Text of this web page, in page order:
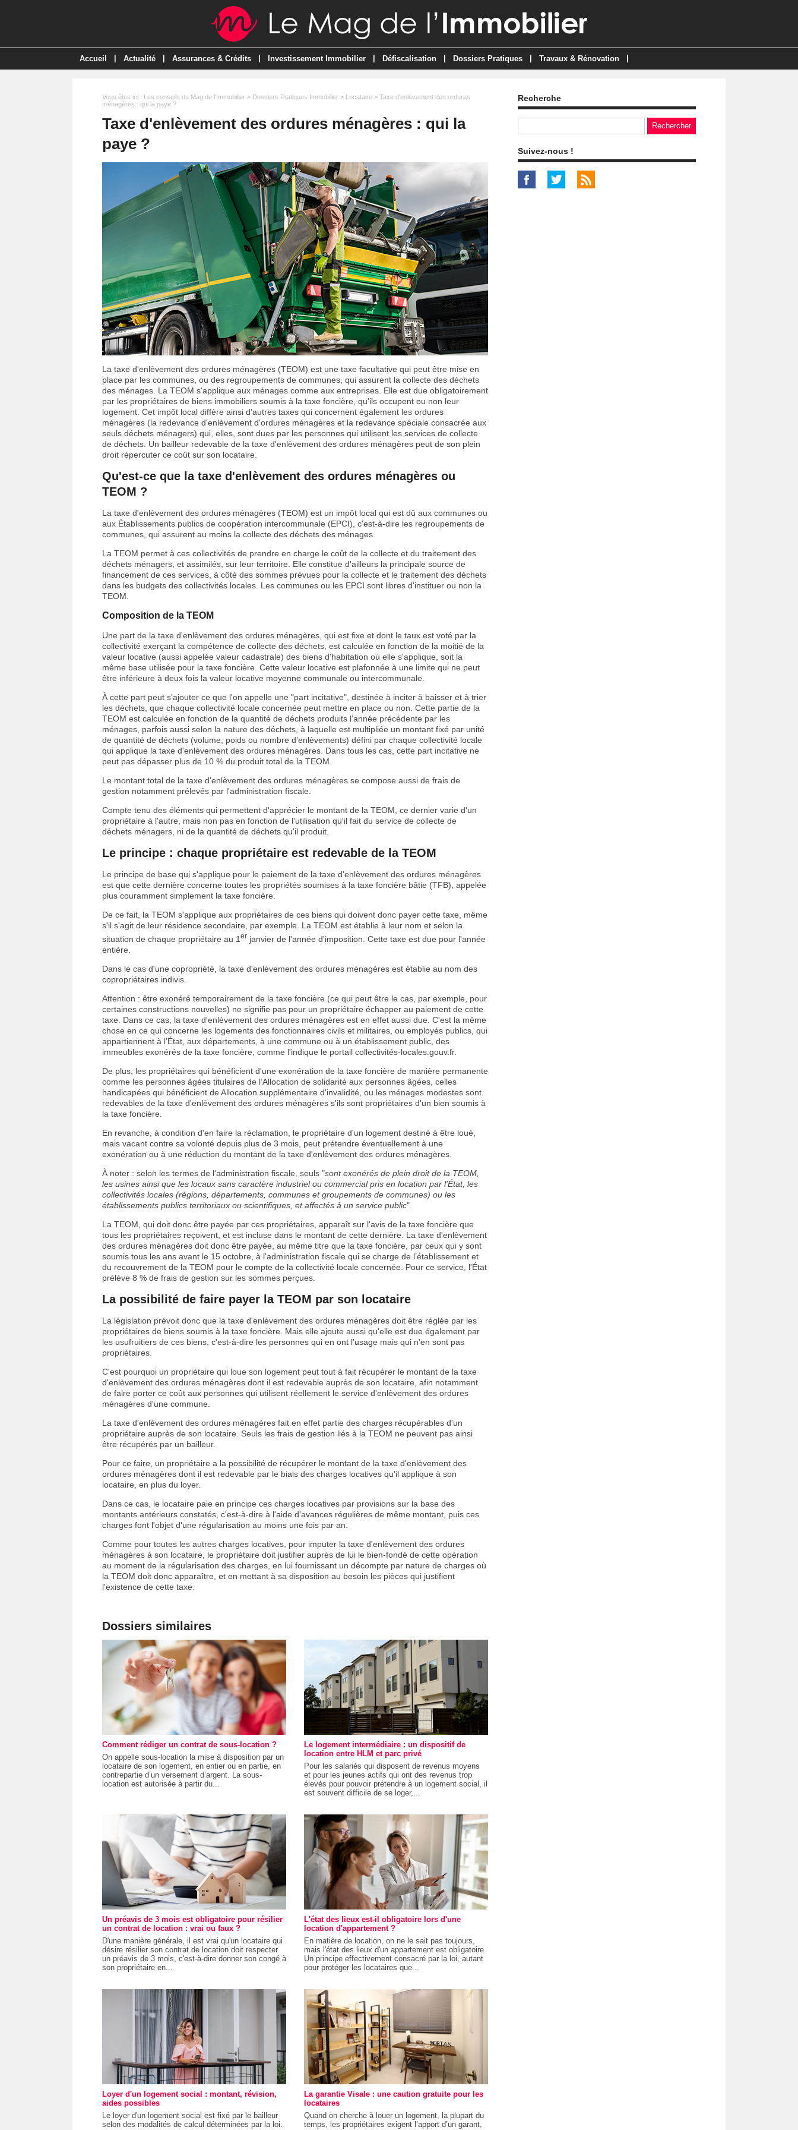
Accueil Actualité Assurances & Crédits Investissement Immobilier Défiscalisation Dossiers Pratiques Travaux & Rénovation
Vous êtes ici : Les conseils du Mag de l'Immobilier > Dossiers Pratiques Immobilier > Locataire > Taxe d'enlèvement des ordures
ménagères : qui la paye ?
Taxe d'enlèvement des ordures ménagères : qui la
paye ?
La taxe d'enlèvement des ordures ménagères (TEOM) est une taxe facultative qui peut être mise en
place par les communes, ou des regroupements de communes, qui assurent la collecte des déchets
des ménages. La TEOM s'applique aux ménages comme aux entreprises. Elle est due obligatoirement
par les propriétaires de biens immobiliers soumis à la taxe foncière, qu'ils occupent ou non leur
logement. Cet impôt local diffère ainsi d'autres taxes qui concernent également les ordures
ménagères (la redevance d'enlèvement d'ordures ménagères et la redevance spéciale consacrée aux
seuls déchets ménagers) qui, elles, sont dues par les personnes qui utilisent les services de collecte
de déchets. Un bailleur redevable de la taxe d'enlèvement des ordures ménagères peut de son plein
droit répercuter ce coût sur son locataire.
Qu'est-ce que la taxe d'enlèvement des ordures ménagères ou
TEOM ?
La taxe d'enlèvement des ordures ménagères (TEOM) est un impôt local qui est dû aux communes ou
aux Établissements publics de coopération intercommunale (EPCI), c'est-à-dire les regroupements de
communes, qui assurent au moins la collecte des déchets des ménages.
La TEOM permet à ces collectivités de prendre en charge le coût de la collecte et du traitement des
déchets ménagers, et assimilés, sur leur territoire. Elle constitue d'ailleurs la principale source de
financement de ces services, à côté des sommes prévues pour la collecte et le traitement des déchets
dans les budgets des collectivités locales. Les communes ou les EPCI sont libres d'instituer ou non la
TEOM.
Composition de la TEOM
Une part de la taxe d'enlèvement des ordures ménagères, qui est fixe et dont le taux est voté par la
collectivité exerçant la compétence de collecte des déchets, est calculée en fonction de la moitié de la
valeur locative (aussi appelée valeur cadastrale) des biens d'habitation où elle s'applique, soit la
même base utilisée pour la taxe foncière. Cette valeur locative est plafonnée à une limite qui ne peut
être inférieure à deux fois la valeur locative moyenne communale ou intercommunale.
À cette part peut s'ajouter ce que l'on appelle une "part incitative", destinée à inciter à baisser et à trier
les déchets, que chaque collectivité locale concernée peut mettre en place ou non. Cette partie de la
TEOM est calculée en fonction de la quantité de déchets produits l’année précédente par les
ménages, parfois aussi selon la nature des déchets, à laquelle est multipliée un montant fixé par unité
de quantité de déchets (volume, poids ou nombre d’enlèvements) défini par chaque collectivité locale
qui applique la taxe d'enlèvement des ordures ménagères. Dans tous les cas, cette part incitative ne
peut pas dépasser plus de 10 % du produit total de la TEOM.
Le montant total de la taxe d'enlèvement des ordures ménagères se compose aussi de frais de
gestion notamment prélevés par l'administration fiscale.
Compte tenu des éléments qui permettent d'apprécier le montant de la TEOM, ce dernier varie d'un
propriétaire à l'autre, mais non pas en fonction de l'utilisation qu'il fait du service de collecte de
déchets ménagers, ni de la quantité de déchets qu'il produit.
Le principe : chaque propriétaire est redevable de la TEOM
Le principe de base qui s'applique pour le paiement de la taxe d'enlèvement des ordures ménagères
est que cette dernière concerne toutes les propriétés soumises à la taxe foncière bâtie (TFB), appelée
plus couramment simplement la taxe foncière.
De ce fait, la TEOM s'applique aux propriétaires de ces biens qui doivent donc payer cette taxe, même
s'il s'agit de leur résidence secondaire, par exemple. La TEOM est établie à leur nom et selon la
situation de chaque propriétaire au 1 er janvier de l'année d'imposition. Cette taxe est due pour l'année
entière.
Dans le cas d'une copropriété, la taxe d'enlèvement des ordures ménagères est établie au nom des
copropriétaires indivis.
Attention : être exonéré temporairement de la taxe foncière (ce qui peut être le cas, par exemple, pour
certaines constructions nouvelles) ne signifie pas pour un propriétaire échapper au paiement de cette
taxe. Dans ce cas, la taxe d'enlèvement des ordures ménagères est en effet aussi due. C'est la même
chose en ce qui concerne les logements des fonctionnaires civils et militaires, ou employés publics, qui
appartiennent à l’État, aux départements, à une commune ou à un établissement public, des
immeubles exonérés de la taxe foncière, comme l'indique le portail collectivités-locales.gouv.fr.
De plus, les propriétaires qui bénéficient d'une exonération de la taxe foncière de manière permanente
comme les personnes âgées titulaires de l’Allocation de solidarité aux personnes âgées, celles
handicapées qui bénéficient de Allocation supplémentaire d'invalidité, ou les ménages modestes sont
redevables de la taxe d'enlèvement des ordures ménagères s'ils sont propriétaires d'un bien soumis à
la taxe foncière.
En revanche, à condition d'en faire la réclamation, le propriétaire d'un logement destiné à être loué,
mais vacant contre sa volonté depuis plus de 3 mois, peut prétendre éventuellement à une
exonération ou à une réduction du montant de la taxe d'enlèvement des ordures ménagères.
À noter : selon les termes de l'administration fiscale, seuls "sont exonérés de plein droit de la TEOM,
les usines ainsi que les locaux sans caractère industriel ou commercial pris en location par l'État, les
collectivités locales (régions, départements, communes et groupements de communes) ou les
établissements publics territoriaux ou scientifiques, et affectés à un service public".
La TEOM, qui doit donc être payée par ces propriétaires, apparaît sur l'avis de la taxe foncière que
tous les propriétaires reçoivent, et est incluse dans le montant de cette dernière. La taxe d'enlèvement
des ordures ménagères doit donc être payée, au même titre que la taxe foncière, par ceux qui y sont
soumis tous les ans avant le 15 octobre, à l'administration fiscale qui se charge de l’établissement et
du recouvrement de la TEOM pour le compte de la collectivité locale concernée. Pour ce service, l'État
prélève 8 % de frais de gestion sur les sommes perçues.
La possibilité de faire payer la TEOM par son locataire
La législation prévoit donc que la taxe d'enlèvement des ordures ménagères doit être réglée par les
propriétaires de biens soumis à la taxe foncière. Mais elle ajoute aussi qu'elle est due également par
les usufruitiers de ces biens, c'est-à-dire les personnes qui en ont l'usage mais qui n'en sont pas
propriétaires.
C'est pourquoi un propriétaire qui loue son logement peut tout à fait récupérer le montant de la taxe
d'enlèvement des ordures ménagères dont il est redevable auprès de son locataire, afin notamment
de faire porter ce coût aux personnes qui utilisent réellement le service d'enlèvement des ordures
ménagères d'une commune.
La taxe d'enlèvement des ordures ménagères fait en effet partie des charges récupérables d'un
propriétaire auprès de son locataire. Seuls les frais de gestion liés à la TEOM ne peuvent pas ainsi
être récupérés par un bailleur.
Pour ce faire, un propriétaire a la possibilité de récupérer le montant de la taxe d'enlèvement des
ordures ménagères dont il est redevable par le biais des charges locatives qu'il applique à son
locataire, en plus du loyer.
Dans ce cas, le locataire paie en principe ces charges locatives par provisions sur la base des
montants antérieurs constatés, c'est-à-dire à l'aide d'avances régulières de même montant, puis ces
charges font l'objet d'une régularisation au moins une fois par an.
Comme pour toutes les autres charges locatives, pour imputer la taxe d'enlèvement des ordures
ménagères à son locataire, le propriétaire doit justifier auprès de lui le bien-fondé de cette opération
au moment de la régularisation des charges, en lui fournissant un décompte par nature de charges où
la TEOM doit donc apparaître, et en mettant à sa disposition au besoin les pièces qui justifient
l'existence de cette taxe.
Dossiers similaires
Comment rédiger un contrat de sous-location ?
On appelle sous-location la mise à disposition par un
locataire de son logement, en entier ou en partie, en
contrepartie d’un versement d’argent. La sous-
location est autorisée à partir du...
Le logement intermédiaire : un dispositif de
location entre HLM et parc privé
Pour les salariés qui disposent de revenus moyens
et pour les jeunes actifs qui ont des revenus trop
élevés pour pouvoir prétendre à un logement social, il
est souvent difficile de se loger,...
Un préavis de 3 mois est obligatoire pour résilier
un contrat de location : vrai ou faux ?
D'une manière générale, il est vrai qu'un locataire qui
désire résilier son contrat de location doit respecter
un préavis de 3 mois, c'est-à-dire donner son congé à
son propriétaire en...
L'état des lieux est-il obligatoire lors d'une
location d'appartement ?
En matière de location, on ne le sait pas toujours,
mais l'état des lieux d'un appartement est obligatoire.
Un principe effectivement consacré par la loi, autant
pour protéger les locataires que...
Loyer d'un logement social : montant, révision,
aides possibles
Le loyer d'un logement social est fixé par le bailleur
selon des modalités de calcul déterminées par la loi.
La garantie Visale : une caution gratuite pour les
locataires
Quand on cherche à louer un logement, la plupart du
temps, les propriétaires exigent l’apport d’un garant,
Recherche
Suivez-nous !